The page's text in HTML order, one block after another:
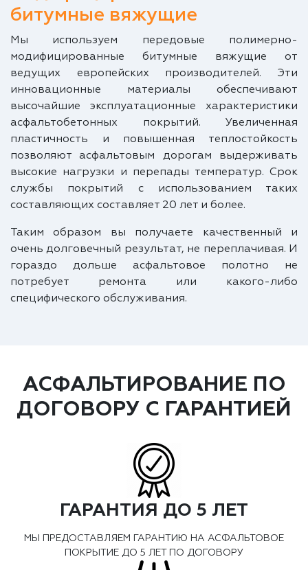
битумные вяжущие
Мы используем передовые полимерно-
модифицированные битумные вяжущие от
ведущих европейских производителей. Эти
инновационные материалы обеспечивают
высочайшие эксплуатационные характеристики
асфальтобетонных покрытий. Увеличенная
пластичность и повышенная теплостойкость
позволяют асфальтовым дорогам выдерживать
высокие нагрузки и перепады температур. Срок
службы покрытий с использованием таких
составляющих составляет 20 лет и более.
Таким образом вы получаете качественный и
очень долговечный результат, не переплачивая. И
гораздо дольше асфальтовое полотно не
потребует ремонта или какого-либо
специфического обслуживания.
АСФАЛЬТИРОВАНИЕ ПО
ДОГОВОРУ С ГАРАНТИЕЙ
ГАРАНТИЯ ДО 5 ЛЕТ
МЫ ПРЕДОСТАВЛЯЕМ ГАРАНТИЮ НА АСФАЛЬТОВОЕ
ПОКРЫТИЕ ДО 5 ЛЕТ ПО ДОГОВОРУ